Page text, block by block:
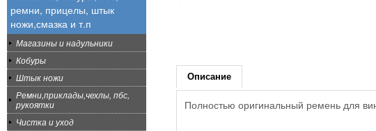
ремни, прицелы, штык
ножи,смазка и т.п
Магазины и надульники
Кобуры
Штык ножи
Ремни,приклады,чехлы, пбс,
рукоятки
Чистка и уход
Описание
Полностью оригинальный ремень для